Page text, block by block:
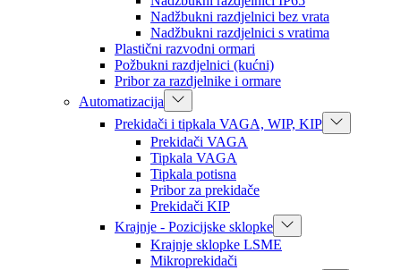
Nadžbukni razdjelnici bez vrata
Nadžbukni razdjelnici s vratima
Plastični razvodni ormari
Požbukni razdjelnici (kućni)
Pribor za razdjelnike i ormare
Automatizacija
Prekidači i tipkala VAGA, WIP, KIP
Prekidači VAGA
Tipkala VAGA
Tipkala potisna
Pribor za prekidače
Prekidači KIP
Krajnje - Pozicijske sklopke
Krajnje sklopke LSME
Mikroprekidači